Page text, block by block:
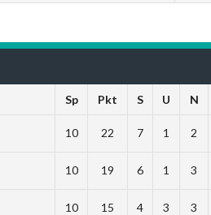
Sp Pkt S U N
10 22 7 1 2
10 19 6 1 3
10 15 4 3 3